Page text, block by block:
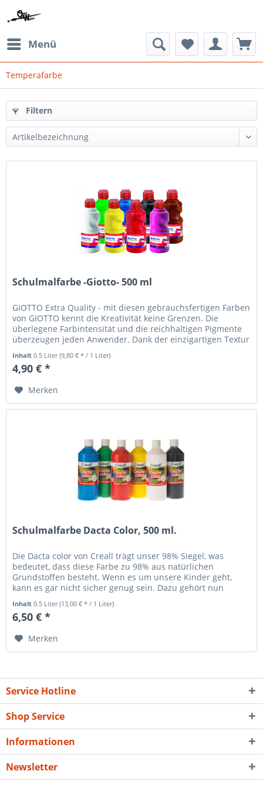
Menü
Temperafarbe
Filtern
Schulmalfarbe -Giotto- 500 ml
GIOTTO Extra Quality - mit diesen gebrauchsfertigen Farben
von GIOTTO kennt die Kreativität keine Grenzen. Die
überlegene Farbintensität und die reichhaltigen Pigmente
überzeugen jeden Anwender. Dank der einzigartigen Textur
Inhalt0.5 Liter(9,80 € * / 1 Liter)
4,90 € *
Merken
Schulmalfarbe Dacta Color, 500 ml.
Die Dacta color von Creall trägt unser 98% Siegel, was
bedeutet, dass diese Farbe zu 98% aus natürlichen
Grundstoffen besteht. Wenn es um unsere Kinder geht,
kann es gar nicht sicher genug sein. Dazu gehört nun
Inhalt0.5 Liter(13,00 € * / 1 Liter)
6,50 € *
Merken
Service Hotline
Shop Service
Informationen
Newsletter